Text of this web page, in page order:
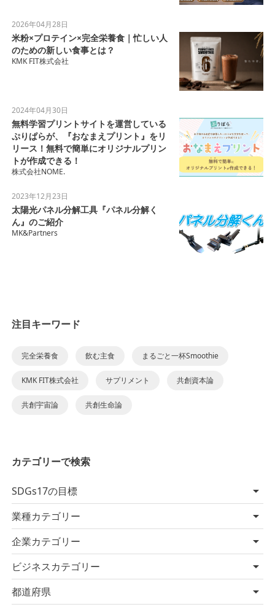
2026年04月28日
米粉×プロテイン×完全栄養食｜忙しい人
のための新しい食事とは？
KMK FIT株式会社
2024年04月30日
無料学習プリントサイトを運営している
ぷりぱらが、『おなまえプリント』をリ
リース！無料で簡単にオリジナルプリン
トが作成できる！
株式会社NOME.
2023年12月23日
太陽光パネル分解工具『パネル分解く
ん』のご紹介
MK&Partners
注目キーワード
完全栄養食 飲む主食 まるごと一杯Smoothie
KMK FIT株式会社 サプリメント 共創資本論
共創宇宙論 共創生命論
カテゴリーで検索
SDGs17の目標
業種カテゴリー
企業カテゴリー
ビジネスカテゴリー
都道府県